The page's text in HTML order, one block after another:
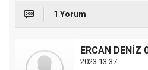
1 Yorum
ERCAN DENİZ
2023 13:37